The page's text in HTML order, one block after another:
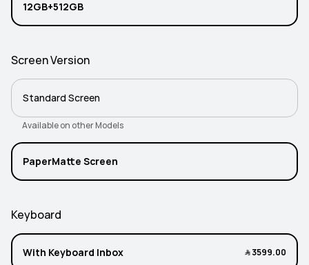
12GB+512GB
Screen Version
Standard Screen
Available on other Models
PaperMatte Screen
Keyboard
With Keyboard Inbox ﷼‎ 3599.00